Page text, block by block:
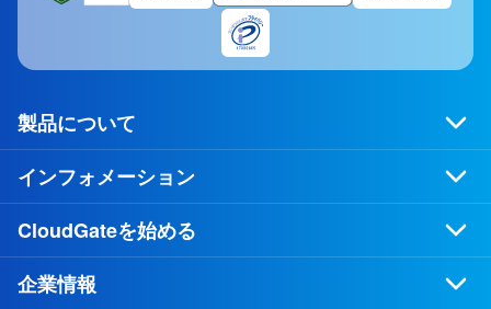
製品について
インフォメーション
CloudGateを始める
企業情報